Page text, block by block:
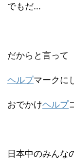
でもだ…
だからと言って
ヘルプマークに
おでかけヘルプ
日本中のみんな